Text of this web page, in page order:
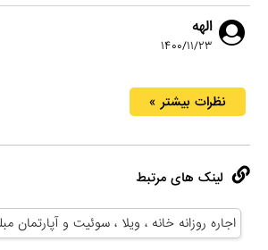
الهه
۱۴۰۰/۱۱/۲۳
نظرات بیشتر »
لینک های مرتبط
اجاره روزانه خانه ، ویلا ، سوئیت و آپارتمان